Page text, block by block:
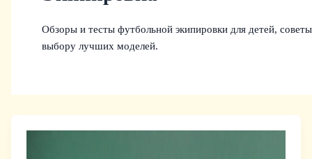
Обзоры и тесты футбольной экипировки для детей,
выбору лучших моделей.